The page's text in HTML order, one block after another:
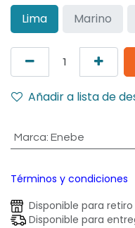
Lima Marino
Añadir a lista de
Marca: Enebe
Términos y condiciones
Disponible para
Disponible para